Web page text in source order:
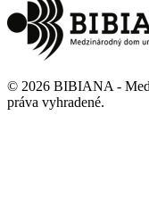
© 2026 BIBIANA -
práva vyhradené.